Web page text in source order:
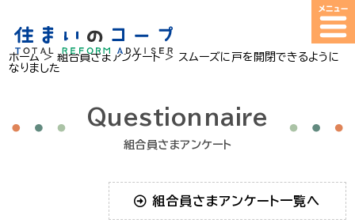
ホーム>組合員さまアンケート> スムーズに戸を開閉できるように
なりました
Questionnaire
組合員さまアンケート
組合員さまアンケート一覧へ